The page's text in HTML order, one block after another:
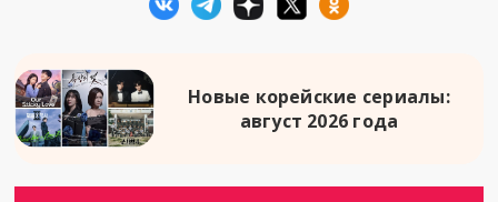
Новые корейские сериалы:
август 2026 года